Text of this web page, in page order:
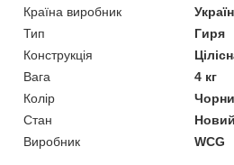
Країна виробник
Тип
Гиря
Конструкція
Вага
4 кг
Колір
Стан
Новий
Виробник
WCG